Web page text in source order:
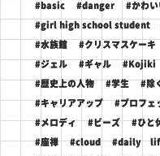
#basic #danger #かわい
#girl high school student
#水族館 #クリスマスケーキ
#ジェル #ギャル #Kojiki
#歴史上の人物 #学生 #除
#キャリアアップ #プロフェ
#メロディ #ビーズ #ひと
#座禅 #cloud #daily